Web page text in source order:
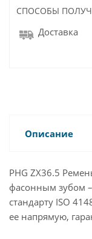
СПОСОБЫ
Доставка
Описание
PHG ZX36.5
фасонным зубом –
стандарту ISO
ее напрямую,